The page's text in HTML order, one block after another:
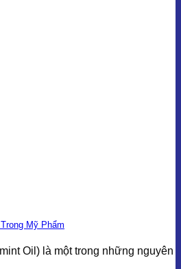
Mỹ Phẩm
Oil) là một trong những nguyên